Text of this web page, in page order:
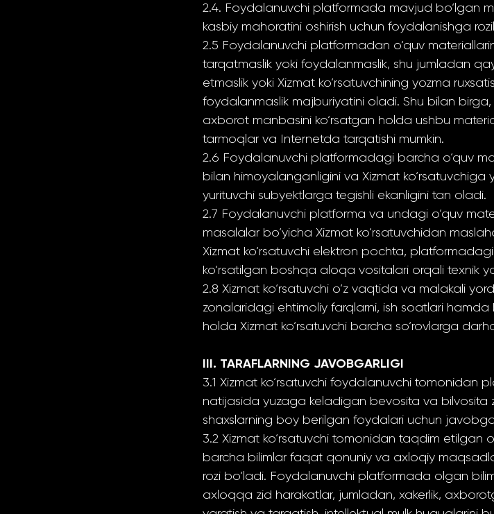
2.4. Foydalanuvchi platformada mavjud bo‘lgan
kasbiy mahoratini oshirish uchun foydalanishga
2.5 Foydalanuvchi platformadan o‘quv
tarqatmaslik yoki foydalanmaslik, shu jumladan
etmaslik yoki Xizmat ko‘rsatuvchining yozma
foydalanmaslik majburiyatini oladi. Shu bilan
axborot manbasini ko‘rsatgan holda ushbu
tarmoqlar va Internetda tarqatishi mumkin.
2.6 Foydalanuvchi platformadagi barcha o‘quv
bilan himoyalanganligini va Xizmat
yurituvchi subyektlarga tegishli ekanligini tan oladi.
2.7 Foydalanuvchi platforma va undagi o‘quv
masalalar bo‘yicha Xizmat ko‘rsatuvchidan
Xizmat ko‘rsatuvchi elektron pochta,
ko‘rsatilgan boshqa aloqa vositalari orqali texnik
2.8 Xizmat ko‘rsatuvchi o‘z vaqtida va malakali
zonalaridagi ehtimoliy farqlarni, ish soatlari
holda Xizmat ko‘rsatuvchi barcha so‘rovlarga
III. TARAFLARNING JAVOBGARLIGI
3.1 Xizmat ko‘rsatuvchi foydalanuvchi tomonidan
natijasida yuzaga keladigan bevosita va bilvosita
shaxslarning boy berilgan foydalari uchun
3.2 Xizmat ko‘rsatuvchi tomonidan taqdim etilgan
barcha bilimlar faqat qonuniy va axloqiy
rozi bo‘ladi. Foydalanuvchi platformada olgan
axloqqa zid harakatlar, jumladan, xakerlik,